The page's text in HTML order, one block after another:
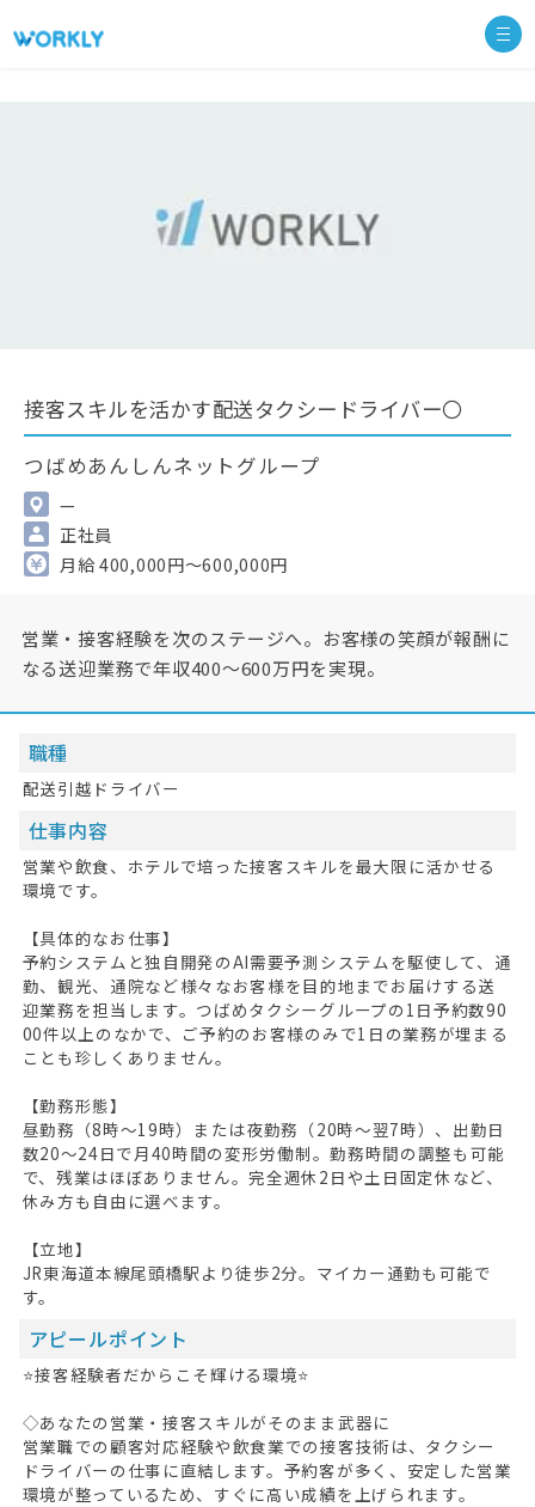
接客スキルを活かす配送タクシードライバー〇
つばめあんしんネットグループ
—
正社員
月給 400,000円～600,000円
営業・接客経験を次のステージへ。お客様の笑顔が報酬に
なる送迎業務で年収400～600万円を実現。
職種
配送引越ドライバー
仕事内容
営業や飲食、ホテルで培った接客スキルを最大限に活かせる
環境です。
【具体的なお仕事】
予約システムと独自開発のAI需要予測システムを駆使して、通
勤、観光、通院など様々なお客様を目的地までお届けする送
迎業務を担当します。つばめタクシーグループの1日予約数90
00件以上のなかで、ご予約のお客様のみで1日の業務が埋まる
ことも珍しくありません。
【勤務形態】
昼勤務（8時～19時）または夜勤務（20時～翌7時）、出勤日
数20～24日で月40時間の変形労働制。勤務時間の調整も可能
で、残業はほぼありません。完全週休2日や土日固定休など、
休み方も自由に選べます。
【立地】
JR東海道本線尾頭橋駅より徒歩2分。マイカー通勤も可能で
す。
アピールポイント
⭐接客経験者だからこそ輝ける環境⭐
◇あなたの営業・接客スキルがそのまま武器に
営業職での顧客対応経験や飲食業での接客技術は、タクシー
ドライバーの仕事に直結します。予約客が多く、安定した営業
環境が整っているため、すぐに高い成績を上げられます。